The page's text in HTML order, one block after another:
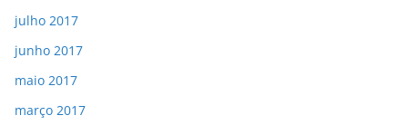
julho 2017
junho 2017
maio 2017
março 2017